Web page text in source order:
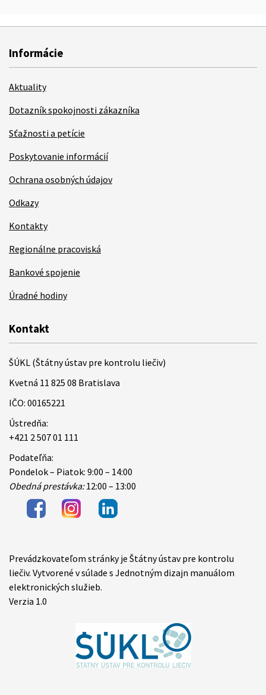
Informácie
Aktuality
Dotazník spokojnosti zákazníka
Sťažnosti a petície
Poskytovanie informácií
Ochrana osobných údajov
Odkazy
Kontakty
Regionálne pracoviská
Bankové spojenie
Úradné hodiny
Kontakt
ŠÚKL (Štátny ústav pre kontrolu liečiv)
Kvetná 11 825 08 Bratislava
IČO: 00165221
Ústredňa:
+421 2 507 01 111
Podateľňa:
Pondelok – Piatok: 9:00 – 14:00
Obedná prestávka:12:00 – 13:00
Items
Prevádzkovateľom stránky je Štátny ústav pre kontrolu
liečiv. Vytvorené v súlade s Jednotným dizajn manuálom
elektronických služieb.
Verzia 1.0